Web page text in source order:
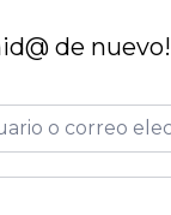
de nuevo!